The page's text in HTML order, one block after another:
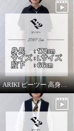
ピーツー 接触冷感・
機能ストレッチ セン
ワイドストレートパン
Ｌ
ARIKI ピーツー 高身長スタッフがはいてみました！